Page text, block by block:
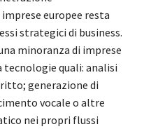
europee resta
strategici di business.
minoranza di imprese
quali: analisi
generazione di
vocale o altre
nei propri flussi